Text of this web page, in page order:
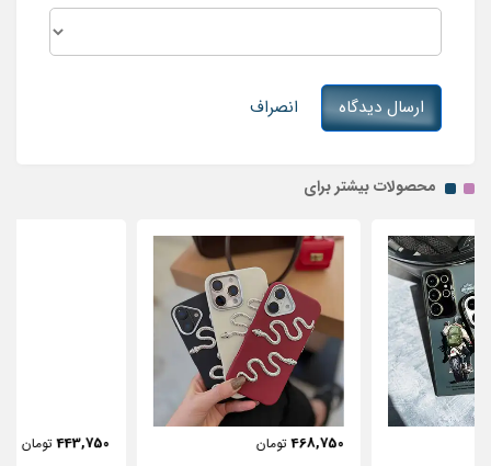
ارسال دیدگاه انصراف
محصولات بیشتر برای